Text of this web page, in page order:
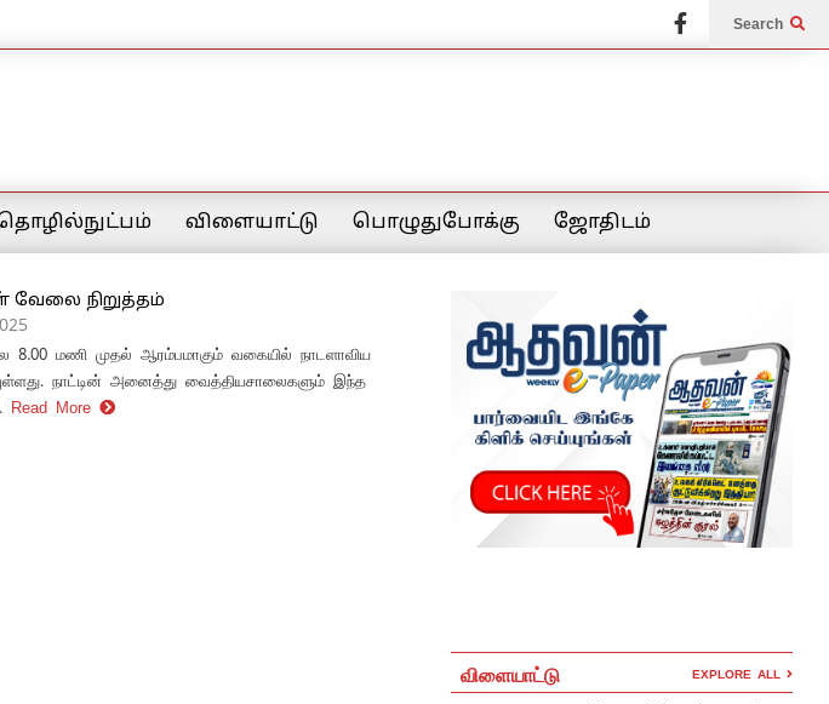
Search
விளையாட்டு பொழுதுபோக்கு ஜோதிடம்
வேலை நிறுத்தம்
8.00 மணி முதல் ஆரம்பமாகும் வகையில் நாடளாவிய
நாட்டின் அனைத்து வைத்தியசாலைகளும் இந்த
Read More
விளையாட்டு EXPLORE ALL